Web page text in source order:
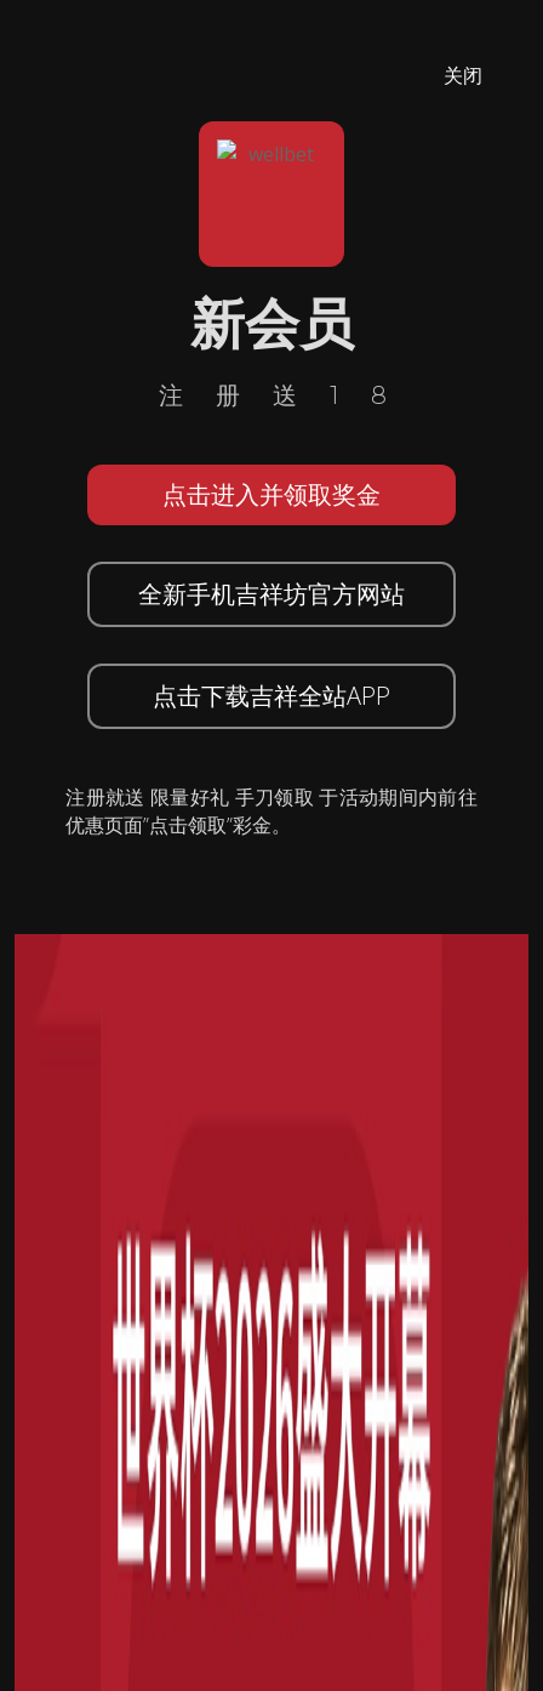
关闭
新会员
注册送18
点击进入并领取奖金
全新手机吉祥坊官方网站
点击下载吉祥全站APP
注册就送 限量好礼 手刀领取 于活动期间内前往
优惠页面”点击领取”彩金。